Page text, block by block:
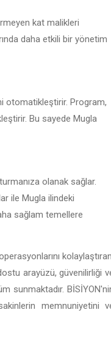
kat malikleri
daha etkili bir yönetim
otomatikleştirir. Program,
Bu sayede Mugla
olanak sağlar.
ile Mugla ilindeki
sağlam temellere
arayüzü, güvenilirliği
sunmaktadır.
memnuniyetini